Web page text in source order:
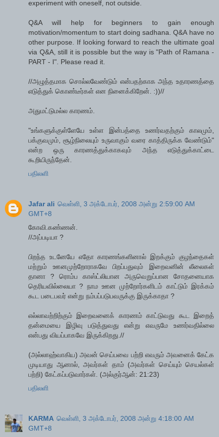
experiment with oneself, not outside.
Q&A will help for beginners to gain enough
motivation/momentum to start doing sadhana. Q&A have no
other purpose. If looking forward to reach the ultimate goal
via Q&A, still it is possible but the way is "Path of Ramana -
PART - I". Please read it.
//அழுத்தமாக சொல்லவேண்டும் என்பதற்காக அந்த உதாரணத்தை
எடுத்துக் கொண்டீர்கள் என நினைக்கிறேன். :))//
அதுமட்டுமல்ல காரணம்.
"உங்களுக்குள்ளேயே உள்ள இன்பத்தை உணர்வதற்கும் காலமும்,
பக்குவமும், சூழ்நிலையும் உருவாகும் வரை காத்திருக்க வேண்டும்"
என்ற ஒரு காரணத்துக்காகவும் அந்த எடுத்துக்காட்டை
கூறியிருந்தேன்.
பதிலளி
Jafar ali வெள்ளி, 3 அக்டோபர், 2008 அன்று 2:59:00 AM
GMT+8
கோவி.கண்ணன்.
//அப்படியா ?
பிறந்த உடனேயே எதோ காரணங்களினால் இறக்கும் குழந்தைகள்
மற்றும் ஊனமுற்றோராகவே பிறப்பதுவும் இறைவனின் லீலைகள்
தானா ? ரொம்ப காஸ்ட்லியான அருவெறுப்பான சோதனையாக
தெரியவில்லையா ? நாம ஊன முற்றோர்களிடம் காட்டும் இரக்கம்
கூட படைபவர் என்று நம்பப்படுபவருக்கு இருக்காதா ?
எல்லாவற்றிற்கும் இறைவனைக் காரணம் காட்டுவது கூட இறைத்
தன்மையை இழிவு படுத்துவது என்று எவருமே உணர்வதில்லை
என்பது வியப்பாகவே இருக்கிறது.//
(அல்லாஹ்வாகிய) அவன் செய்பவை பற்றி எவரும் அவனைக் கேட்க
முடியாது ஆனால், அவர்கள் தாம் (அவர்கள் செய்யும் செயல்கள்
பற்றி) கேட்கப்படுவார்கள். (அல்குர்ஆன்: 21:23)
பதிலளி
KARMA வெள்ளி, 3 அக்டோபர், 2008 அன்று 4:18:00 AM
GMT+8